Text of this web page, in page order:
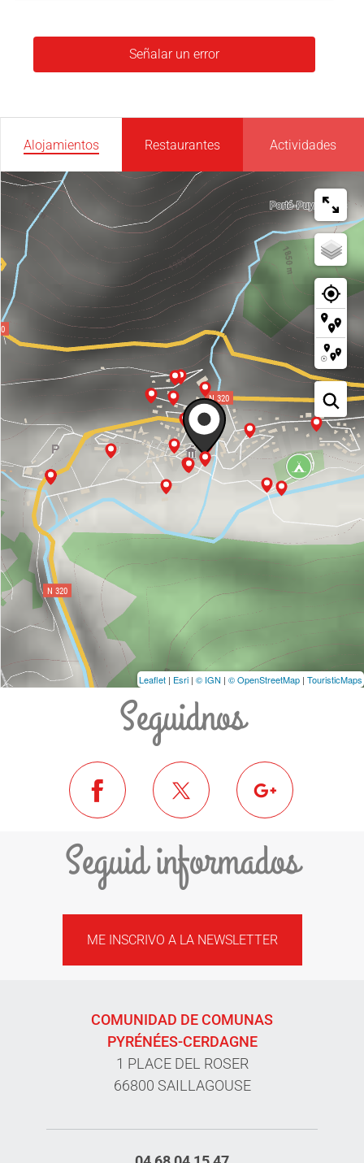
Señalar un error
Alojamientos Restaurantes Actividades
Leaflet | Esri | © IGN | © OpenStreetMap | TouristicMaps
Seguidnos
Seguid informados
ME INSCRIVO A LA NEWSLETTER
COMUNIDAD DE COMUNAS
PYRÉNÉES-CERDAGNE
1 PLACE DEL ROSER
66800 SAILLAGOUSE